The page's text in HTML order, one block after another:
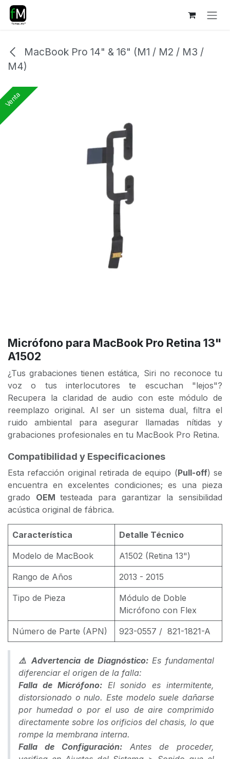
Ir al contenido
MacBook Pro 14" & 16" (M1 / M2 / M3 /
M4)
Venta
Micrófono para MacBook Pro Retina 13"
A1502
¿Tus grabaciones tienen estática, Siri no reconoce tu
voz o tus interlocutores te escuchan "lejos"?
Recupera la claridad de audio con este módulo de
reemplazo original. Al ser un sistema dual, filtra el
ruido ambiental para asegurar llamadas nítidas y
grabaciones profesionales en tu MacBook Pro Retina.
Compatibilidad y Especificaciones
Esta refacción original retirada de equipo (Pull-off) se
encuentra en excelentes condiciones; es una pieza
grado OEMtesteada para garantizar la sensibilidad
acústica original de fábrica.
Característica Detalle Técnico
Modelo de MacBook A1502 (Retina 13")
Rango de Años 2013 - 2015
Tipo de Pieza
Módulo de Doble
Micrófono con Flex
Número de Parte (APN) 923-0557 / 821-1821-A
⚠️ Advertencia de Diagnóstico: Es fundamental
diferenciar el origen de la falla:
Falla de Micrófono:El sonido es intermitente,
distorsionado o nulo. Este modelo suele dañarse
por humedad o por el uso de aire comprimido
directamente sobre los orificios del chasis, lo que
rompe la membrana interna.
Falla de Configuración: Antes de proceder,